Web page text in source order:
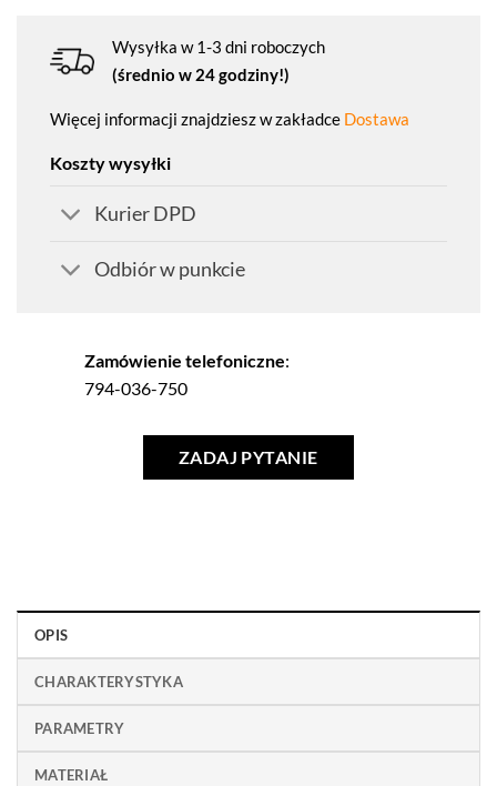
Wysyłka w 1-3 dni roboczych
(średnio w 24 godziny!)
Więcej informacji znajdziesz w zakładce Dostawa
Koszty wysyłki
Kurier DPD
Odbiór w punkcie
Zamówienie telefoniczne:
794-036-750
ZADAJ PYTANIE
OPIS
CHARAKTERYSTYKA
PARAMETRY
MATERIAŁ